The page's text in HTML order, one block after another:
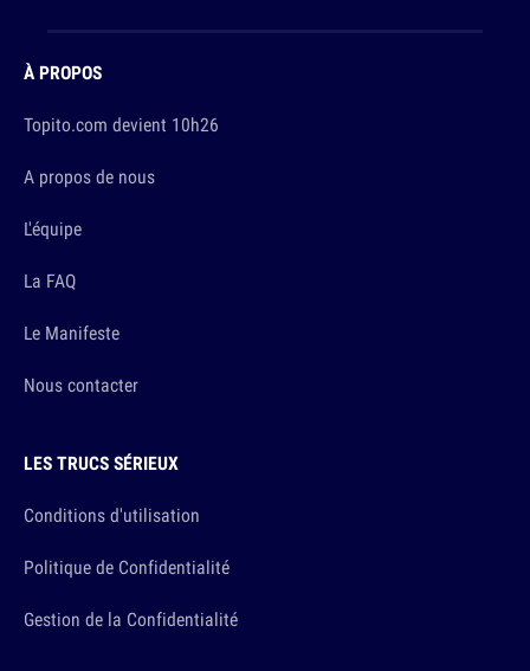
À PROPOS
Topito.com devient 10h26
A propos de nous
L'équipe
La FAQ
Le Manifeste
Nous contacter
LES TRUCS SÉRIEUX
Conditions d'utilisation
Politique de Confidentialité
Gestion de la Confidentialité